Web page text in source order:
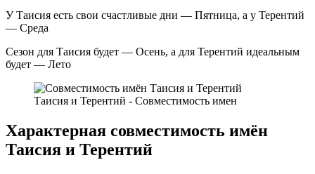
У Таисия есть свои счастливые дни — Пятница, а у Терентий
— Среда
Сезон для Таисия будет — Осень, а для Терентий идеальным
будет — Лето
Таисия и Терентий - Совместимость имен
Характерная совместимость имён
Таисия и Терентий